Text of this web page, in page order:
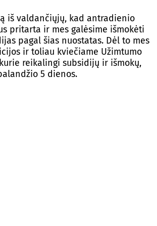
iš valdančiųjų, kad antradienio
pritarta ir mes galėsime išmokėti
pagal šias nuostatas. Dėl to mes
ir toliau kviečiame Užimtumo
reikalingi subsidijų ir išmokų,
5 dienos.